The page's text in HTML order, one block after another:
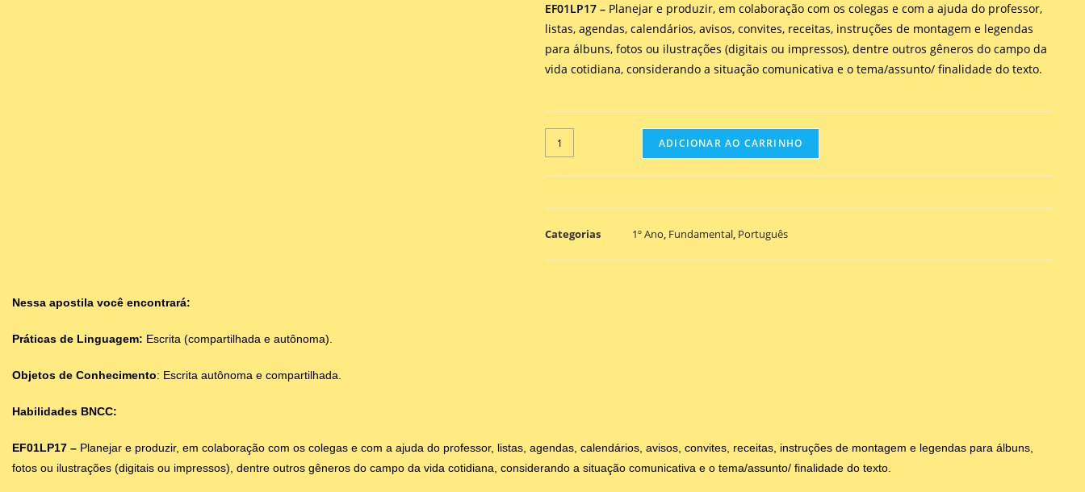
EF01LP17 – Planejar e produzir, em colaboração com os colegas e com a ajuda do professor,
listas, agendas, calendários, avisos, convites, receitas, instruções de montagem e legendas
para álbuns, fotos ou ilustrações (digitais ou impressos), dentre outros gêneros do campo da
vida cotidiana, considerando a situação comunicativa e o tema/assunto/ finalidade do texto.
ADICIONAR AO CARRINHO
Categorias 1º Ano, Fundamental, Português
Nessa apostila você encontrará:
Práticas de Linguagem: Escrita (compartilhada e autônoma).
Objetos de Conhecimento: Escrita autônoma e compartilhada.
Habilidades BNCC:
EF01LP17 – Planejar e produzir, em colaboração com os colegas e com a ajuda do professor, listas, agendas, calendários, avisos, convites, receitas, instruções de montagem e legendas para álbuns,
fotos ou ilustrações (digitais ou impressos), dentre outros gêneros do campo da vida cotidiana, considerando a situação comunicativa e o tema/assunto/ finalidade do texto.